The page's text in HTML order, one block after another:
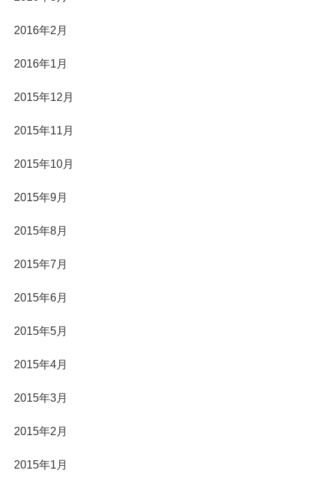
2016年2月
2016年1月
2015年12月
2015年11月
2015年10月
2015年9月
2015年8月
2015年7月
2015年6月
2015年5月
2015年4月
2015年3月
2015年2月
2015年1月